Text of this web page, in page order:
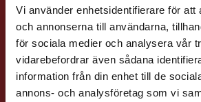
Vi använder enhetsidentifierare för att
och annonserna till användarna,
för sociala medier och analysera vår
vidarebefordrar även sådana
information från din enhet till de
annons- och analysföretag som vi
Begränsad
Henric